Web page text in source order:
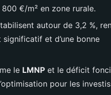
€/m² en zone rurale.
autour de 3,2 %,
significatif et d’une bonne
le LMNP et le déficit
pour les